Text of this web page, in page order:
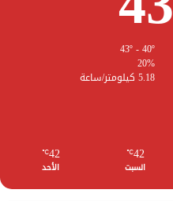
20%
5.18 كيلومتر/ساعة
42
℃
السبت
42
℃
الأحد